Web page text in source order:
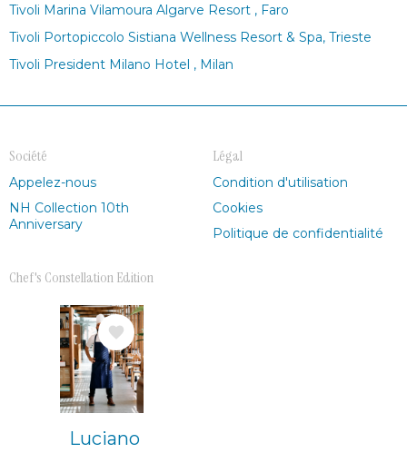
Tivoli Marina Vilamoura Algarve Resort , Faro
Tivoli Portopiccolo Sistiana Wellness Resort & Spa, Trieste
Tivoli President Milano Hotel , Milan
Société
Appelez-nous
NH Collection 10th
Anniversary
Chef's Constellation Edition
Image
Luciano
Légal
Condition d'utilisation
Cookies
Politique de confidentialité